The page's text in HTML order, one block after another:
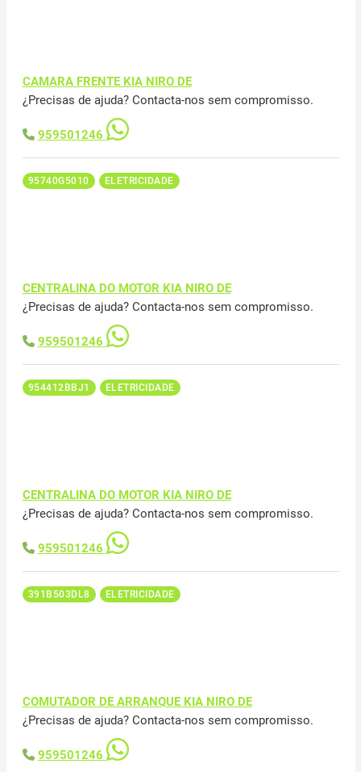
CAMARA FRENTE KIA NIRO DE
¿Precisas de ajuda? Contacta-nos sem compromisso.
959501246
95740G5010 ELETRICIDADE
CENTRALINA DO MOTOR KIA NIRO DE
¿Precisas de ajuda? Contacta-nos sem compromisso.
959501246
954412BBJ1 ELETRICIDADE
CENTRALINA DO MOTOR KIA NIRO DE
¿Precisas de ajuda? Contacta-nos sem compromisso.
959501246
391B503DL8 ELETRICIDADE
COMUTADOR DE ARRANQUE KIA NIRO DE
¿Precisas de ajuda? Contacta-nos sem compromisso.
959501246